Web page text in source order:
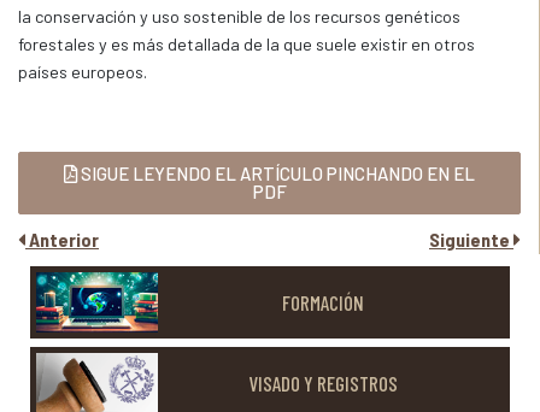
la conservación y uso sostenible de los recursos genéticos
forestales y es más detallada de la que suele existir en otros
países europeos.
SIGUE LEYENDO EL ARTÍCULO PINCHANDO EN EL
PDF
Anterior Siguiente
FORMACIÓN
VISADO Y REGISTROS